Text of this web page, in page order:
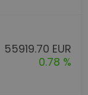
55919.70 EUR
0.78 %